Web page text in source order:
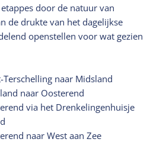
door de natuur van
de drukte van het dagelijkse
openstellen voor wat gezien
Terschelling naar Midsland
naar Oosterend
via het Drenkelingenhuisje
naar West aan Zee